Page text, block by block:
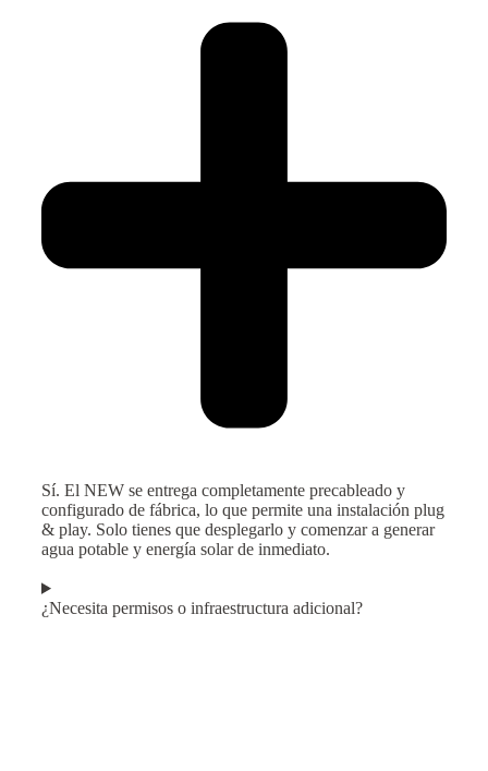
Sí. El NEW se entrega completamente precableado y
configurado de fábrica, lo que permite una instalación plug
& play. Solo tienes que desplegarlo y comenzar a generar
agua potable y energía solar de inmediato.
¿Necesita permisos o infraestructura adicional?